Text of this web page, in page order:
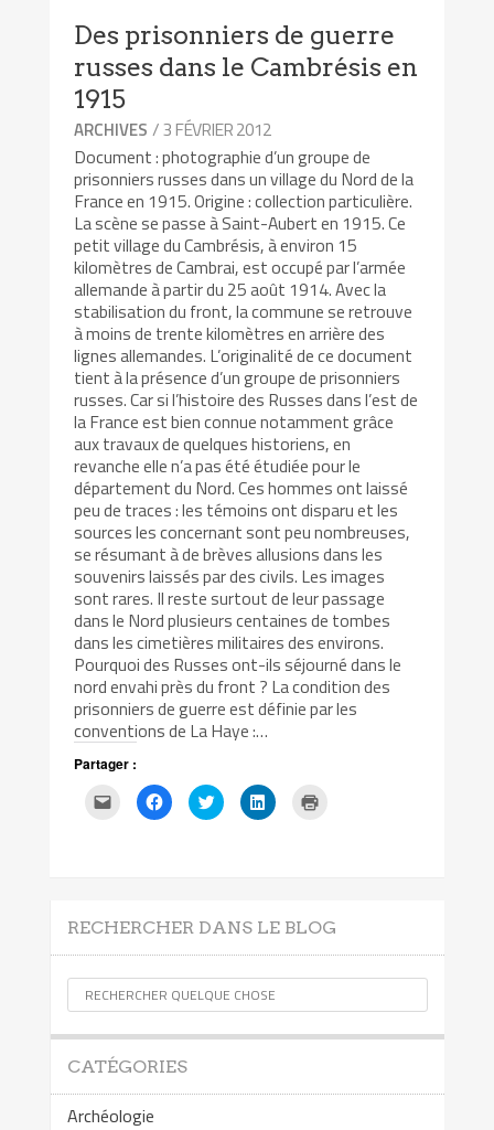
Des prisonniers de guerre
russes dans le Cambrésis en
1915
ARCHIVES / 3 FÉVRIER 2012
Document : photographie d’un groupe de
prisonniers russes dans un village du Nord de la
France en 1915. Origine : collection particulière.
La scène se passe à Saint-Aubert en 1915. Ce
petit village du Cambrésis, à environ 15
kilomètres de Cambrai, est occupé par l’armée
allemande à partir du 25 août 1914. Avec la
stabilisation du front, la commune se retrouve
à moins de trente kilomètres en arrière des
lignes allemandes. L’originalité de ce document
tient à la présence d’un groupe de prisonniers
russes. Car si l’histoire des Russes dans l’est de
la France est bien connue notamment grâce
aux travaux de quelques historiens, en
revanche elle n’a pas été étudiée pour le
département du Nord. Ces hommes ont laissé
peu de traces : les témoins ont disparu et les
sources les concernant sont peu nombreuses,
se résumant à de brèves allusions dans les
souvenirs laissés par des civils. Les images
sont rares. Il reste surtout de leur passage
dans le Nord plusieurs centaines de tombes
dans les cimetières militaires des environs.
Pourquoi des Russes ont-ils séjourné dans le
nord envahi près du front ? La condition des
prisonniers de guerre est définie par les
conventions de La Haye :…
Partager :
Cliquez
pour
envoyer
dans
une
fenêtre)
Cliquez
pour
partager
Cliquez
pour
partager
Cliquez
pour
RECHERCHER DANS LE BLOG
CATÉGORIES
Archéologie